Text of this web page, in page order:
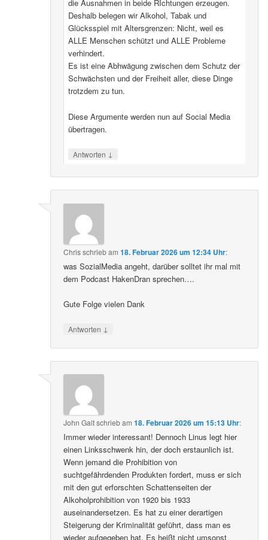
die Ausnahmen in beide RIchtungen erzeugen.
Deshalb belegen wir Alkohol, Tabak und
Glücksspiel mit Altersgrenzen: Nicht, weil es
ALLE Menschen schützt und ALLE Probleme
verhindert.
Es ist eine Abhwägung zwischen dem Schutz der
Schwächsten und der Freiheit aller, diese Dinge
trotzdem zu tun.
Diese Argumente werden nun auf Social Media
übertragen.
Antworten ↓
Chrisschriebam18. Februar 2026 um 12:34 Uhr:
was SozialMedia angeht, darüber solltet ihr mal mit
dem Podcast HakenDran sprechen….
Gute Folge vielen Dank
Antworten ↓
John Galtschriebam18. Februar 2026 um 15:13 Uhr:
Immer wieder interessant! Dennoch Linus legt hier
einen Linksschwenk hin, der doch erstaunlich ist.
Wenn jemand die Prohibition von
suchtgefährdenden Produkten fordert, muss er sich
mit den gut erforschten Schattenseiten der
Alkoholprohibition von 1920 bis 1933
auseinandersetzen. Es hat zu einer derartigen
Steigerung der Kriminalität geführt, dass man es
wieder aufgegeben hat. Es heißt nicht umsonst